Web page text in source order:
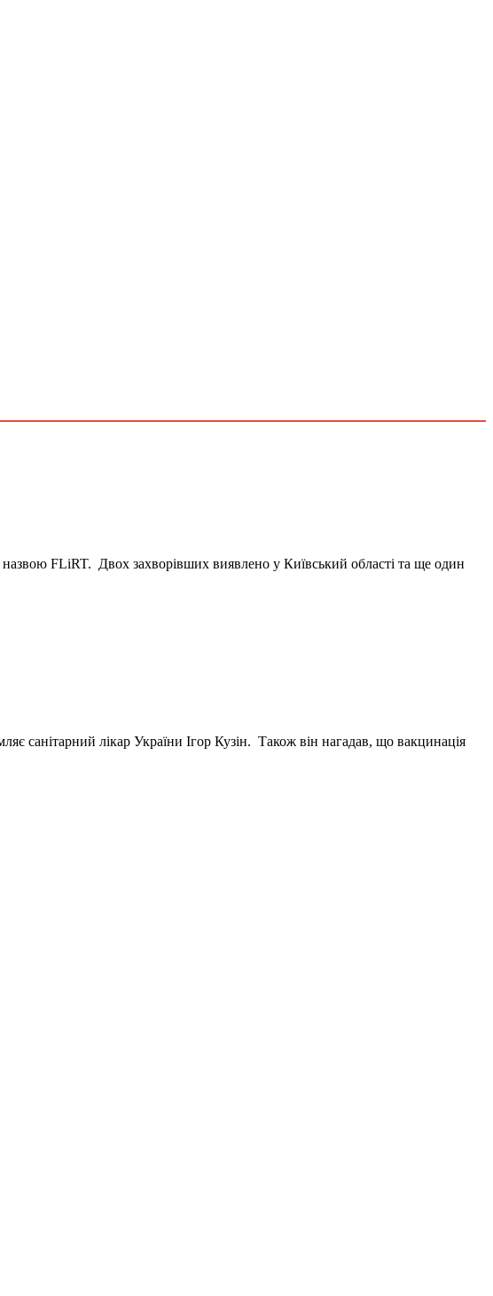
FLiRT. Двох захворівших виявлено у Київський області та ще один
санітарний лікар України Ігор Кузін. Також він нагадав, що вакцинація